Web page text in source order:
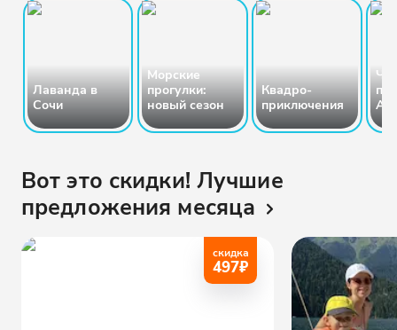
Лаванда в
Сочи
Морские
прогулки:
новый сезон
Квадро-
приключения
Что
Вот это скидки! Лучшие
предложения месяца
скидка
497₽